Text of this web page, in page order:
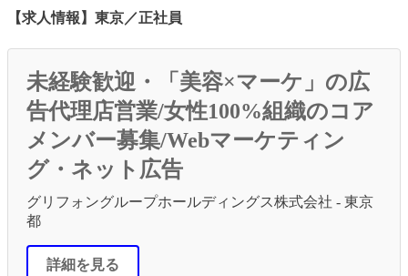
【求人情報】東京／正社員
未経験歓迎・「美容×マーケ」の広
告代理店営業/女性100%組織のコア
メンバー募集/Webマーケティン
グ・ネット広告
グリフォングループホールディングス株式会社 - 東京
都
詳細を見る